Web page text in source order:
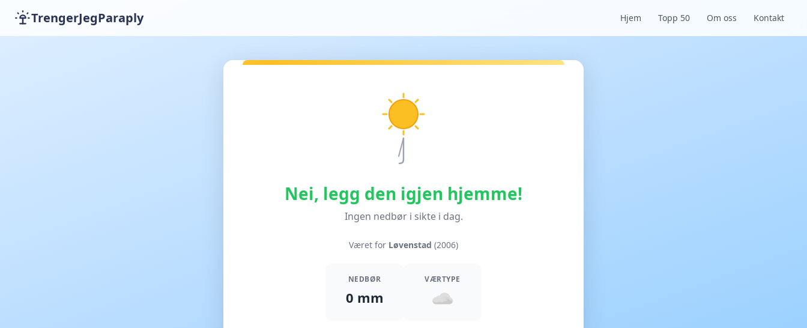
TrengerJegParaply Hjem Topp 50 Om oss Kontakt
Nei, legg den igjen hjemme!
Ingen nedbør i sikte i dag.
Været for Løvenstad (2006)
NEDBØR
0 mm
VÆRTYPE